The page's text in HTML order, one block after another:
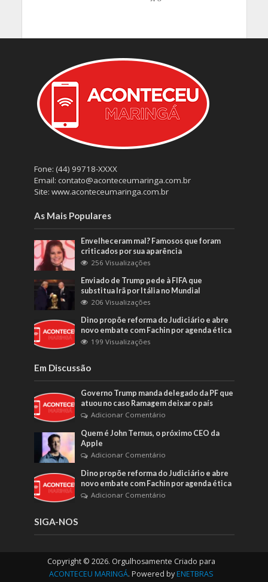
Fone: (44) 99718-XXXX
Email: contato@aconteceumaringa.com.br
Site: www.aconteceumaringa.com.br
As Mais Populares
Envelheceram mal? Famosos que foram
criticados por sua aparência
256 Visualizações
Enviado de Trump pede à FIFA que
substitua Irã por Itália no Mundial
206 Visualizações
Dino propõe reforma do Judiciário e abre
novo embate com Fachin por agenda ética
199 Visualizações
Em Discussão
Governo Trump manda delegado da PF que
atuou no caso Ramagem deixar o país
Adicionar Comentário
Quem é John Ternus, o próximo CEO da
Apple
Adicionar Comentário
Dino propõe reforma do Judiciário e abre
novo embate com Fachin por agenda ética
Adicionar Comentário
SIGA-NOS
Copyright © 2026. Orgulhosamente Criado para
ACONTECEU MARINGÁ. Powered by ENETBRAS